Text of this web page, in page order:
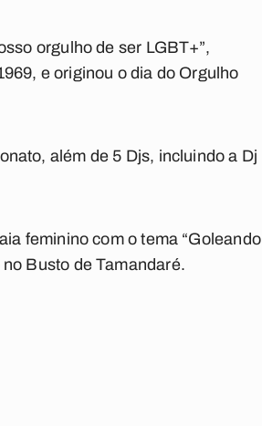
orgulho de ser LGBT+”,
e originou o dia do Orgulho
além de 5 Djs, incluindo a Dj
feminino com o tema “Goleando
Busto de Tamandaré.